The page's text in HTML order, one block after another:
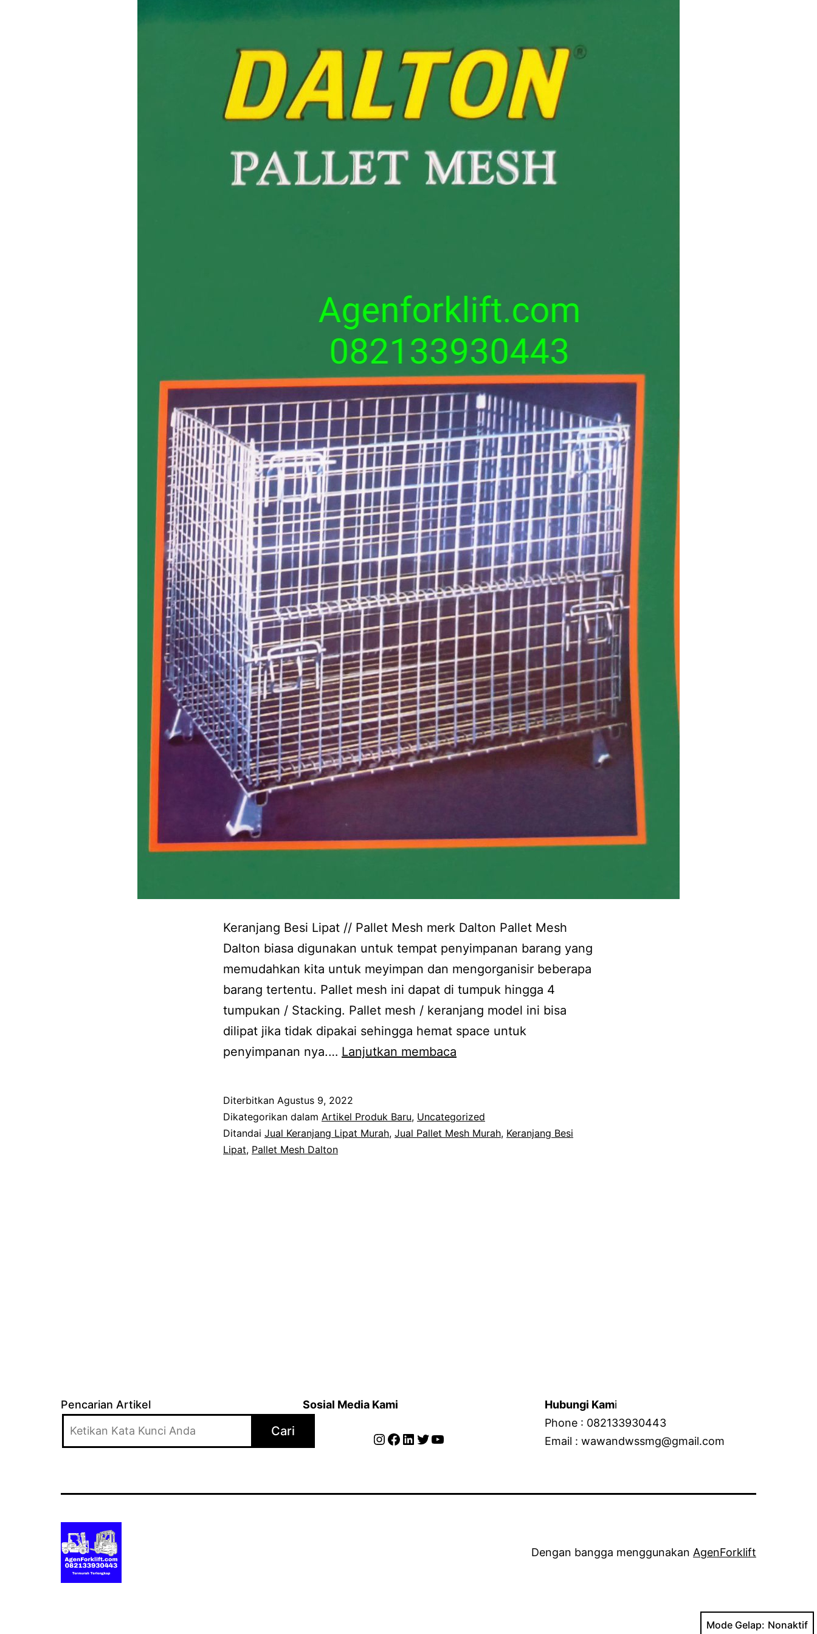
Keranjang Besi Lipat // Pallet Mesh merk Dalton Pallet Mesh
Dalton biasa digunakan untuk tempat penyimpanan barang yang
memudahkan kita untuk meyimpan dan mengorganisir beberapa
barang tertentu. Pallet mesh ini dapat di tumpuk hingga 4
tumpukan / Stacking. Pallet mesh / keranjang model ini bisa
dilipat jika tidak dipakai sehingga hemat space untuk
penyimpanan nya.… Lanjutkan membaca
/
Pallet
Diterbitkan Agustus 9, 2022
Dikategorikan dalam Artikel Produk Baru, Uncategorized
Ditandai Jual Keranjang Lipat Murah, Jual Pallet Mesh Murah, Keranjang Besi
Lipat, Pallet Mesh Dalton
Pencarian Artikel
Cari
Sosial Media Kami
Instagram
Facebook
LinkedIn
Twitter
YouTube
Hubungi Kami
Phone : 082133930443
Email : wawandwssmg@gmail.com
Dengan bangga menggunakan AgenForklift
Mode Gelap: